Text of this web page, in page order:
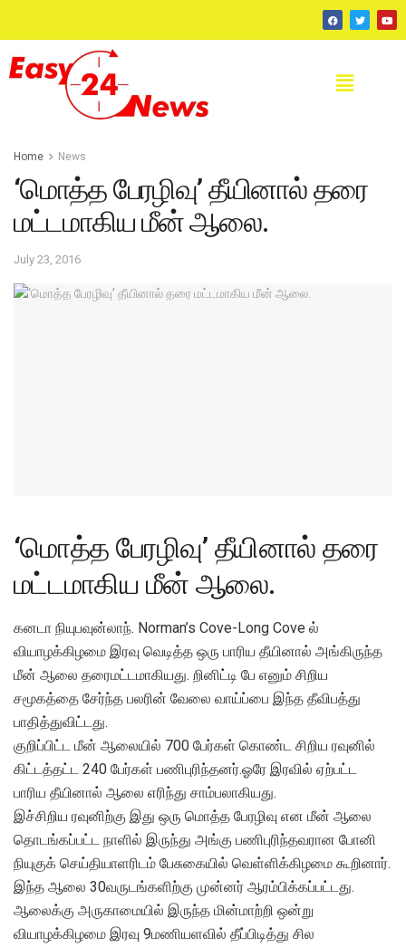
Home News
‘மொத்த பேரழிவு’ தீயினால் தரை
மட்டமாகிய மீன் ஆலை.
July 23, 2016
‘மொத்த பேரழிவு’ தீயினால் தரை
மட்டமாகிய மீன் ஆலை.
கனடா நியுபவுன்லாந். Norman’s Cove-Long Cove ல்
வியாழக்கிழமை இரவு வெடித்த ஒரு பாரிய தீயினால் அங்கிருந்த
மீன் ஆலை தரைமட்டமாகியது. றினிட்டி பே எனும் சிறிய
சமூகத்தை சேர்ந்த பலரின் வேலை வாய்ப்பை இந்த தீவிபத்து
பாதித்துவிட்டது.
குறிப்பிட்ட மீன் ஆலையில் 700 பேர்கள் கொண்ட சிறிய ரவுனில்
கிட்டத்தட்ட 240 பேர்கள் பணிபுரிந்தனர்.ஓரே இரவில் ஏற்பட்ட
பாரிய தீயினால் ஆலை எரிந்து சாம்பலாகியது.
இச்சிறிய ரவுனிற்கு இது ஒரு மொத்த பேரழிவு என மீன் ஆலை
தொடங்கப்பட்ட நாளில் இருந்து அங்கு பணிபுரிந்தவரான போனி
நியுகுக் செய்தியாளரிடம் பேசுகையில் வெள்ளிக்கிழமை கூறினார்.
இந்த ஆலை 30வருடங்களிற்கு முன்னர் ஆரம்பிக்கப்பட்டது.
ஆலைக்கு அருகாமையில் இருந்த மின்மாற்றி ஒன்று
வியாழக்கிழமை இரவு 9மணியளவில் தீப்பிடித்து சில